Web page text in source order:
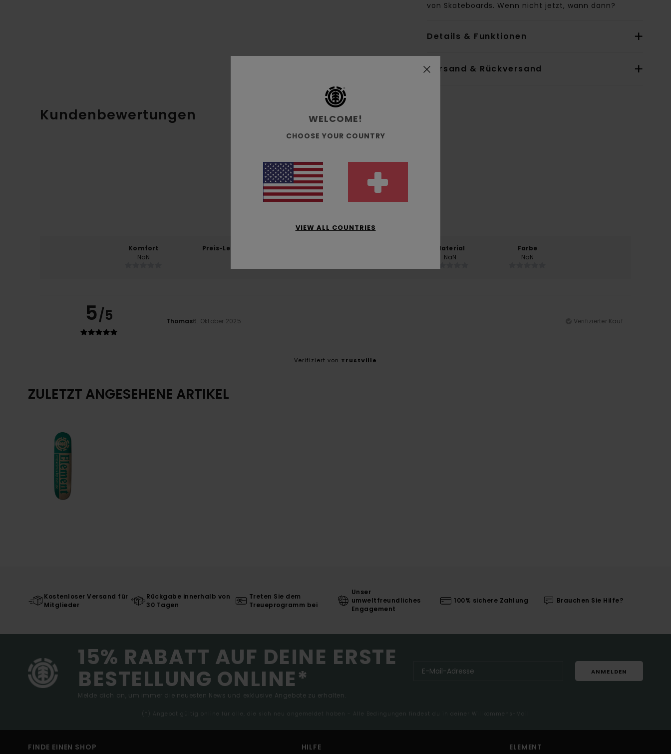
von Skateboards. Wenn nicht jetzt, wann dann?
Details & Funktionen
Versand & Rückversand
Kundenbewertungen
5.0
Komfort
NaN
Preis-Leistungs-Verhältnis
Material
NaN
Farbe
NaN
5/5 Thomas6. Oktober 2025 Verifizierter Kauf
Verifiziert von TrustVille
ZULETZT ANGESEHENE ARTIKEL
Kostenloser Versand für
Mitglieder
Rückgabe innerhalb von
30 Tagen
Treten Sie dem
Treueprogramm bei
Unser
umweltfreundliches
Engagement
100% sichere Zahlung Brauchen Sie Hilfe?
15% RABATT AUF DEINE ERSTE
BESTELLUNG ONLINE*
Melde dich an, um immer die neuesten News und exklusive Angebote zu erhalten.
ANMELDEN
(*) Angebot gültig online für alle, die sich neu angemeldet haben - Alle Bedingungen findest du in deiner Willkommens-Mail
FINDE EINEN SHOP HILFE ELEMENT
WELCOME!
CHOOSE YOUR COUNTRY
VIEW ALL COUNTRIES